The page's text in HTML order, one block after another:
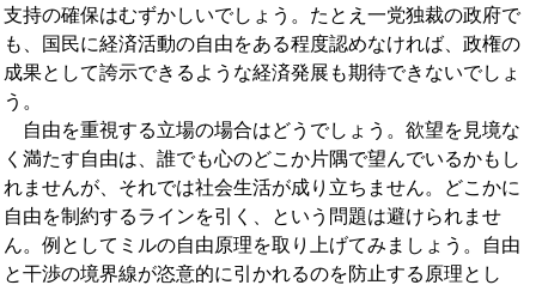
支持の確保はむずかしいでしょう。たとえ一党独裁の政府で
も、国民に経済活動の自由をある程度認めなければ、政権の
成果として誇示できるような経済発展も期待できないでしょ
う。
自由を重視する立場の場合はどうでしょう。欲望を見境な
く満たす自由は、誰でも心のどこか片隅で望んでいるかもし
れませんが、それでは社会生活が成り立ちません。どこかに
自由を制約するラインを引く、という問題は避けられませ
ん。例としてミルの自由原理を取り上げてみましょう。自由
と干渉の境界線が恣意的に引かれるのを防止する原理とし